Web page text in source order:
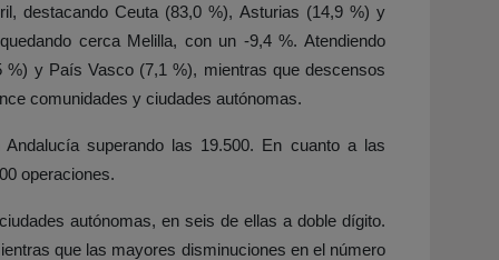
destacando Ceuta (83,0 %), Asturias (14,9 %) y
cerca Melilla, con un -9,4 %. Atendiendo
y País Vasco (7,1 %), mientras que descensos
comunidades y ciudades autónomas.
superando las 19.500. En cuanto a las
operaciones.
autónomas, en seis de ellas a doble dígito.
que las mayores disminuciones en el número